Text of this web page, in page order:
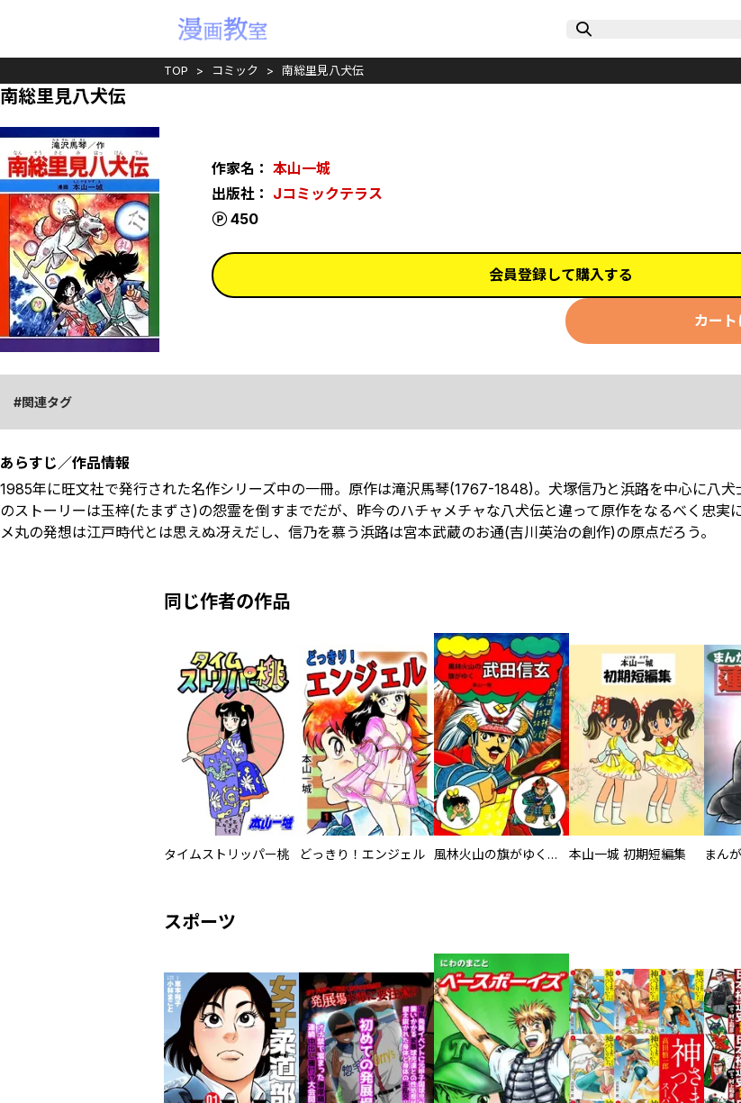
TOP コミック 南総里見八犬伝
南総里見八犬伝
作家名： 本山一城
出版社： Jコミックテラス
450
会員登録して購入する
カー
関連タグ
あらすじ／作品情報
1985年に旺文社で発行された名作シリーズ中の一冊。原作は滝沢馬琴(1767-1848)。犬塚信乃と浜路を中心に八犬
のストーリーは玉梓(たまずさ)の怨霊を倒すまでだが、昨今のハチャメチャな八犬伝と違って原作をなるべく忠実
メ丸の発想は江戸時代とは思えぬ冴えだし、信乃を慕う浜路は宮本武蔵のお通(吉川英治の創作)の原点だろう。
同じ作者の作品
タイムストリッパー桃 どっきり！エンジェル 風林火山の旗がゆく 武田信玄 本山一城 初期短編集 まん
スポーツ